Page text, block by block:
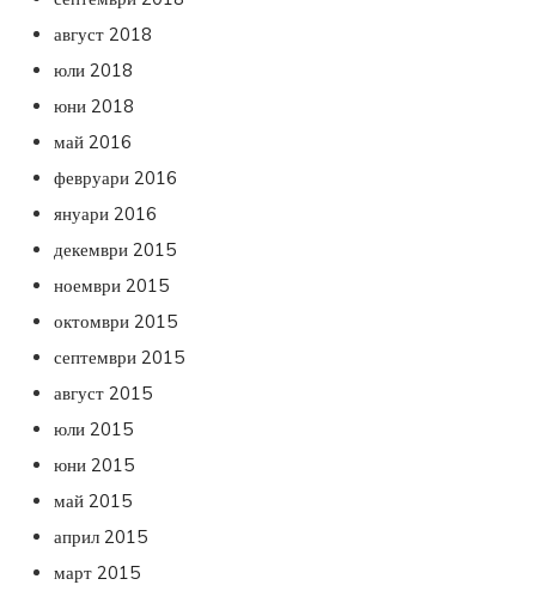
август 2018
юли 2018
юни 2018
май 2016
февруари 2016
януари 2016
декември 2015
ноември 2015
октомври 2015
септември 2015
август 2015
юли 2015
юни 2015
май 2015
април 2015
март 2015